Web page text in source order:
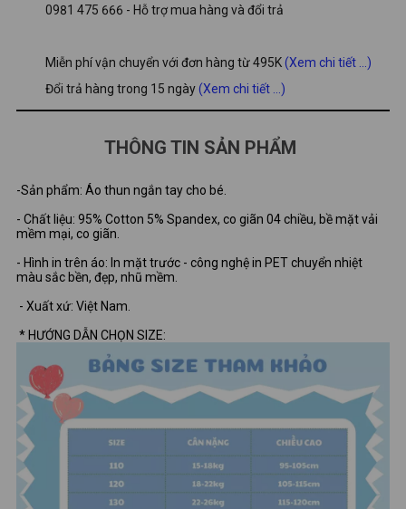
0981 475 666 - Hỗ trợ mua hàng và đổi trả
Miễn phí vận chuyển với đơn hàng từ 495K(Xem chi tiết ...)
Đổi trả hàng trong 15 ngày(Xem chi tiết ...)
THÔNG TIN SẢN PHẨM
-Sản phẩm: Áo thun ngắn tay cho bé.
- Chất liệu: 95% Cotton 5% Spandex, co giãn 04 chiều, bề mặt vải
mềm mại, co giãn.
- Hình in trên áo: In mặt trước - công nghệ in PET chuyển nhiệt
màu sắc bền, đẹp, nhũ mềm.
- Xuất xứ: Việt Nam.
* HƯỚNG DẪN CHỌN SIZE: